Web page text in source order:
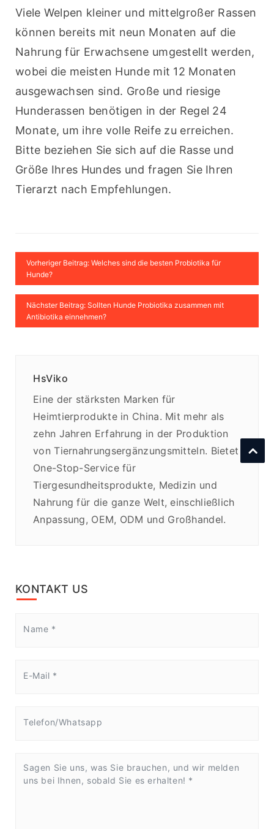
Viele Welpen kleiner und mittelgroßer Rassen
können bereits mit neun Monaten auf die
Nahrung für Erwachsene umgestellt werden,
wobei die meisten Hunde mit 12 Monaten
ausgewachsen sind. Große und riesige
Hunderassen benötigen in der Regel 24
Monate, um ihre volle Reife zu erreichen.
Bitte beziehen Sie sich auf die Rasse und
Größe Ihres Hundes und fragen Sie Ihren
Tierarzt nach Empfehlungen.
Vorheriger Beitrag: Welches sind die besten Probiotika für
Hunde?
Nächster Beitrag: Sollten Hunde Probiotika zusammen mit
Antibiotika einnehmen?
HsViko
Eine der stärksten Marken für
Heimtierprodukte in China. Mit mehr als
zehn Jahren Erfahrung in der Produktion
von Tiernahrungsergänzungsmitteln. Bietet
One-Stop-Service für
Tiergesundheitsprodukte, Medizin und
Nahrung für die ganze Welt, einschließlich
Anpassung, OEM, ODM und Großhandel.
KONTAKT US